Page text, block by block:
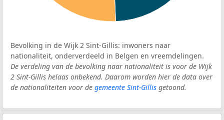
Bevolking in de Wijk 2 Sint-Gillis: inwoners naar
nationaliteit, onderverdeeld in Belgen en vreemdelingen.
De verdeling van de bevolking naar nationaliteit is voor de Wijk
2 Sint-Gillis helaas onbekend. Daarom worden hier de data over
de nationaliteiten voor de gemeente Sint-Gillis getoond.